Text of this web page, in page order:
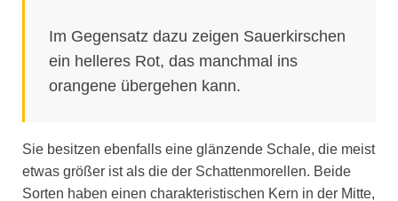
Im Gegensatz dazu zeigen Sauerkirschen
ein helleres Rot, das manchmal ins
orangene übergehen kann.
Sie besitzen ebenfalls eine glänzende Schale, die meist
etwas größer ist als die der Schattenmorellen. Beide
Sorten haben einen charakteristischen Kern in der Mitte,